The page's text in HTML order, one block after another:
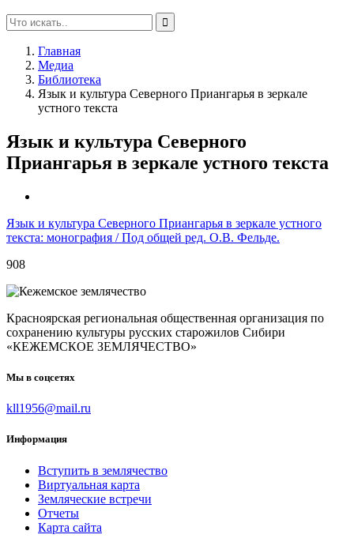
Главная
Медиа
Библиотека
Язык и культура Северного Приангарья в зеркале
устного текста
Язык и культура Северного
Приангарья в зеркале устного текста
Язык и культура Северного Приангарья в зеркале устного
текста: монография / Под общей ред. О.В. Фельде.
908
Красноярская региональная общественная организация по
сохранению культуры русских старожилов Сибири
«КЕЖЕМСКОЕ ЗЕМЛЯЧЕСТВО»
Мы в соцсетях
kll1956@mail.ru
Информация
Вступить в землячество
Виртуальная карта
Земляческие встречи
Отчеты
Карта сайта